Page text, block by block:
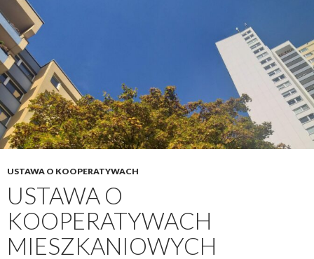
USTAWA O KOOPERATYWACH
USTAWA O
KOOPERATYWACH
MIESZKANIOWYCH